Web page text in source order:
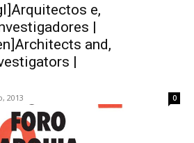
e,
|
and,
|
2013 0